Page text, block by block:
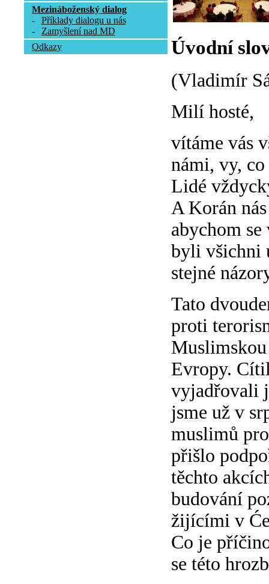
Mezináboženský dialog
-
Příklady dialogu u nás
-
Zamyšlení nad MD
Odkazy
Úvodní
(Vladimír
Milí hosté,
vítáme vás
námi, vy, co
Lidé
A Korán
abychom
byli všichni
stejné
Tato
proti
Evropy.
vyjadřovali
jsme už v
muslimů
přišlo
těchto
budování
žijícími v
Co je
se této